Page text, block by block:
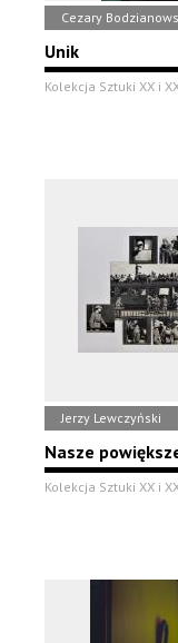
Cezary
Unik
Kolekcja Sztuki XX i
Jerzy Lewczyński
Nasze
Kolekcja Sztuki XX i